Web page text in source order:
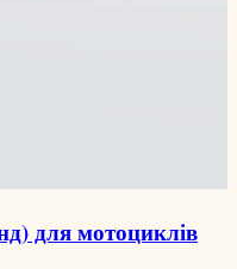
для мотоциклів